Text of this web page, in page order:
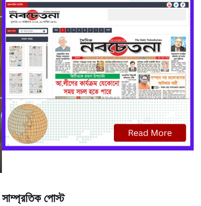
সাম্প্রতিক পোস্ট